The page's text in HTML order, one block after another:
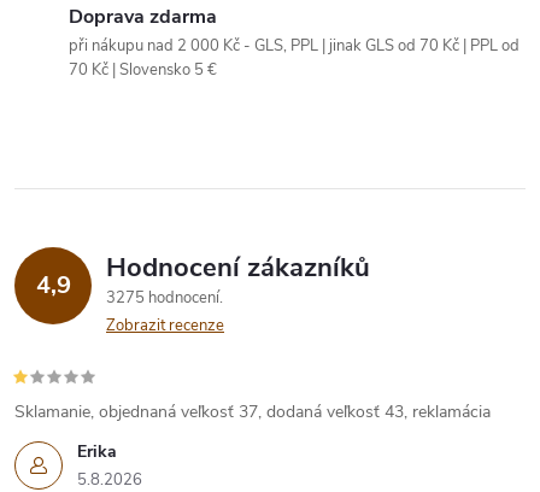
k
y
v
ý
p
Doprava zdarma
při nákupu nad 2 000 Kč - GLS, PPL | jinak GLS od 70 Kč | PPL od
70 Kč | Slovensko 5 €
4,9 Hodnocení zákazníků
3275 hodnocení
Zobrazit recenze
Erika
5.8.2026
Sklamanie, objednaná veľkosť 37, dodaná veľkosť 43, reklamácia